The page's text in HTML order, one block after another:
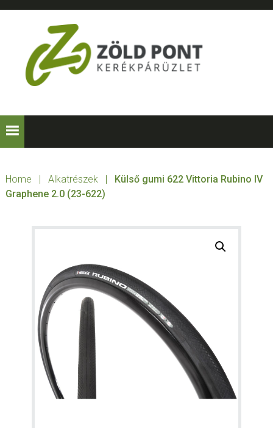
Skip
navigation
Skip
content
Skip
ZÖLD
PONT
Home | Alkatrészek |
Külső gumi 622 Vittoria Rubino IV
Graphene 2.0 (23-622)